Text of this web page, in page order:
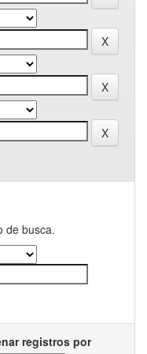
de busca.
registros por